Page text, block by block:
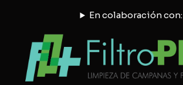
En colaboración con: